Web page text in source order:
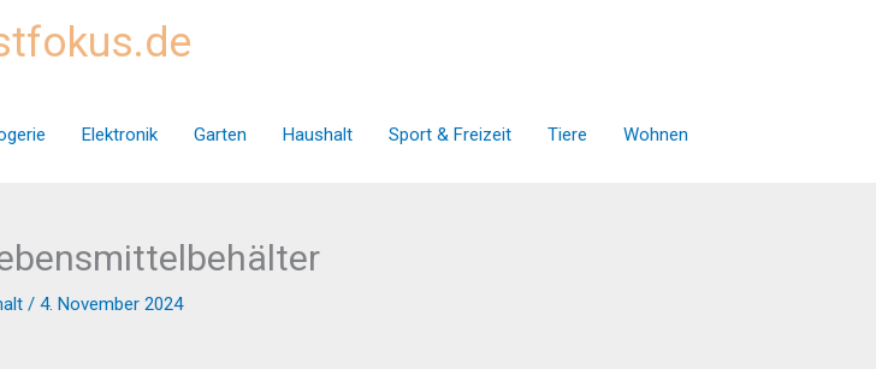
Elektronik Garten Haushalt Sport & Freizeit Tiere Wohnen
/ 4. November 2024